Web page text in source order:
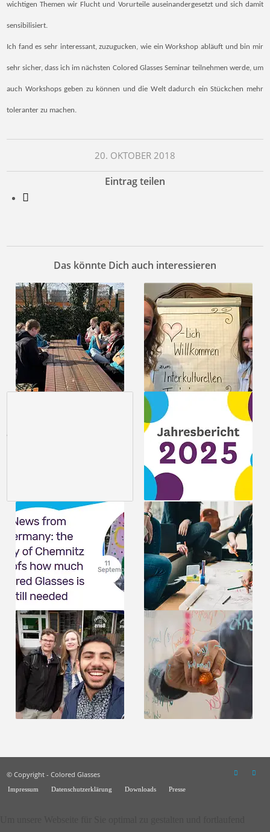
wichtigen Themen wir Flucht und Vorurteile auseinandergesetzt und sich damit
sensibilisiert.
Ich fand es sehr interessant, zuzugucken, wie ein Workshop abläuft und bin mir
sehr sicher, dass ich im nächsten Colored Glasses Seminar teilnehmen werde, um
auch Workshops geben zu können und die Welt dadurch ein Stückchen mehr
toleranter zu machen.
20. OKTOBER 2018
Eintrag teilen
Das könnte Dich auch interessieren
© Copyright - Colored Glasses
Impressum Datenschutzerklärung Downloads Presse